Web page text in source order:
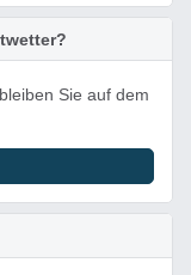
Sie auf dem